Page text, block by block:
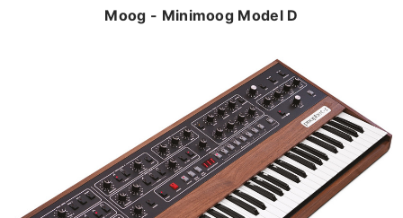
Moog - Minimoog Model D